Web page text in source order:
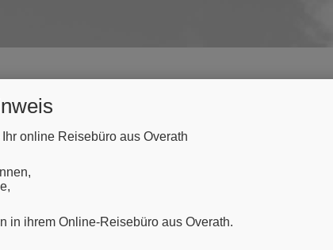
online Reisebüro aus Overath
in ihrem Online-Reisebüro aus Overath.